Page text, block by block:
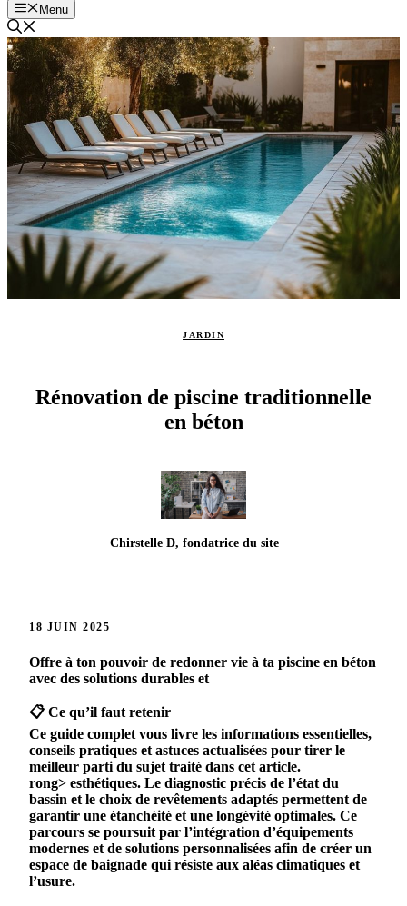
Menu
JARDIN
Rénovation de piscine traditionnelle
en béton
Chirstelle D, fondatrice du site
18 JUIN 2025
Offre à ton pouvoir de redonner vie à ta piscine en béton
avec des solutions durables et
📋 Ce qu’il faut retenir
Ce guide complet vous livre les informations essentielles,
conseils pratiques et astuces actualisées pour tirer le
meilleur parti du sujet traité dans cet article.
rong> esthétiques. Le diagnostic précis de l’état du
bassin et le choix de revêtements adaptés permettent de
garantir une étanchéité et une longévité optimales. Ce
parcours se poursuit par l’intégration d’équipements
modernes et de solutions personnalisées afin de créer un
espace de baignade qui résiste aux aléas climatiques et
l’usure.